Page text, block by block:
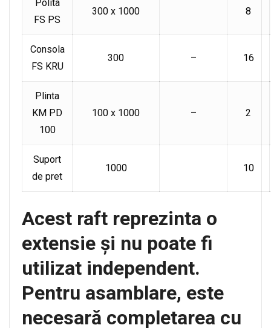
Polita
FS PS
300 x 1000 8
Consola
FS KRU
300 – 16
Plinta
KM PD
100
100 x 1000 – 2
Suport
de pret
1000 10
Acest raft reprezinta o
extensie și nu poate fi
utilizat independent.
Pentru asamblare, este
necesară completarea cu